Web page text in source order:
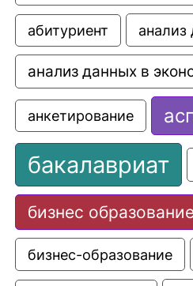
абитуриент анализ
анализ данных в
анкетирование
бакалавриат
бизнес
бизнес-образование